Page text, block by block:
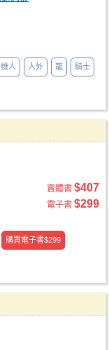
機人 人外 龍 騎士
實體書 $407
電子書 $299
購買電子書$299